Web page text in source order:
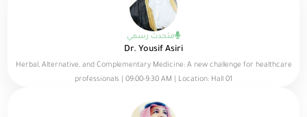
متحدث رسمي
Dr. Yousif Asiri
Herbal, Alternative, and Complementary Medicine: A new challenge for healthcare
professionals | 09:00-9:30 AM | Location: Hall 01